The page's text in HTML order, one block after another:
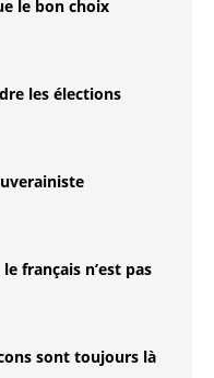
le bon choix
les élections
français n’est pas
sont toujours là